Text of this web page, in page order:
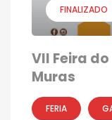
FINALIZADO
VII Feira
Muras
FERIA